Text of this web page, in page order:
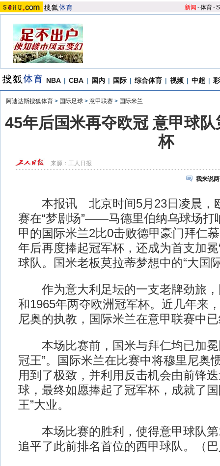
新闻 -体育-S
NBA | CBA | 国内 | 国际 | 综合体育 | 视频 | 中超 |
阿迪达斯搜狐体育 > 国际足球 > 意甲联赛 > 国际米兰
45年后国米再夺欧冠 意甲球
杯
来源： 工人日报
我来说
本报讯 北京时间5月23日凌晨，
赛在“梦剧场”——马德里伯纳乌球场打
甲的国际米兰2比0击败德甲豪门拜仁
年后再度捧起冠军杯，还成为首支加冕
球队。国米老板莫拉蒂梦想中的“大国
作为意大利足坛的一支老牌劲旅，
和1965年两夺欧洲冠军杯。近几年来
尼奥的执教，国际米兰在意甲联赛中
本场比赛前，国米与拜仁均已加冕
冠王”。国际米兰在比赛中将穆里尼奥
用到了极致，并利用反击机会由前锋
球，最终如愿捧起了冠军杯，成就了
王”大业。
本场比赛的胜利，使得意甲球队第
追平了此前排名首位的西甲球队。（